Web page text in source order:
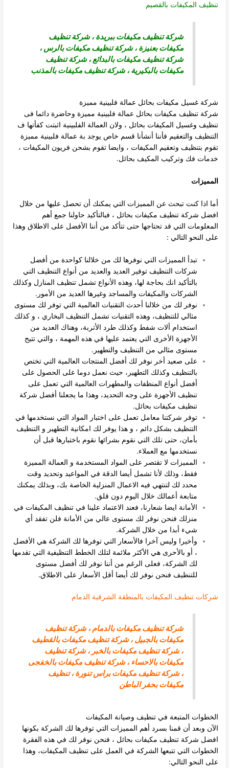
تنظيف المكيفات بالقصيم
شركة تنظيف مكيفات ببريدة،شركة تنظيف
مكيفات بعنيزة،شركة تنظيف مكيفات بالرس،
شركة تنظيف مكيفات بالبدائع ، شركة تنظيف
مكيفات بالبكيرية ، شركة تنظيف مكيفات بالمذنب
شركة غسيل مكيفات بحائل عمالة فلبينية مميزة
شركة تنظيف مكيفات بحائل عمالة فلبينية مميزة وحاضرة دائما فى
تنظيف وغسيل المكيفات بحائل ، ولان العمالة الفلبينية اثبتت كفأتها ف
التنظيف والتعقيم فأننا أنشأنا قسم خاص يوجد بة عمالة فلبينية مميزة
تقوم بتنظيف وتعقيم المكيفات ، وايضا تقوم بشحن فريون المكيفات ،
خدمات فك وتركيب المكيف بحائل.
المميزات
أما اذا كنت تبحث عن المميزات التي يمكنك أن تحصل عليها من خلال
افضل شركة تنظيف مكيفات بحائل ، فبالتأكيد حاولنا جمع أهم
المعلومات التي قد تحتاجها حتى تتأكد من أننا الأفضل على الاطلاق وهذا
على النحو التالي :
تبدأ المميزات التي نوفرها لك من خلالنا كواحدة من أفضل
شركات التنظيف توفير العديد والعديد من أنواع التنظيف التي
بالتأكيد انك بحاجة لها، وهذه الأنواع تشمل تنظيف المنازل وكذلك
الشركات والمكيفات والمساجد وغيرها العديد من الأمور.
نوفر لك من خلالنا أحدث التقنيات العالمية التي توفر لك مستوى
مثالي للتنظيف، وهذه التقنيات تشمل التنظيف البخاري ، و كذلك
استخدام ألات شفط وكذلك طرد الأتربة، وهناك العديد من
الأجهزة الأخرى التي يعتمد عليها في هذه المهمة ، والتي تتيح
مستوى مثالي من التنظيف والتطهير.
على صعيد أخر نوفر لك أفضل المنتجات العالمية التي تختص
بالتنظيف وكذلك التطهير، حيث نعمل دوما على الحصول على
أفضل أنواع المنظفات والمطهرات العالمية التي تعمل على
تنظيف الأجهزة على وجه التحديد، وهذا ما يجعلنا أفضل شركة
تنظيف مكيفات بحائل.
توفر شركتنا معامل تعمل على اختبار المواد التي نستخدمها في
التنظيف بشكل دائم ، و هذا يوفر لك امكانية التطهير و التنظيف
بأمان، حتى تلك التي نقوم بشرائها نقوم باختبارها قبل أن
نستخدمها مع العملاء.
المميزات لا تقتصر على المواد المستخدمة و العمالة المميزة
فقط، وذلك لأنا تشمل أيضا الدقة في المواعيد وتحديد وقت
محدد لك لتنتهي فيه الاعمال المنزلية الخاصة بك، وبذلك يمكنك
متابعة أعمالك خلال اليوم دون قلق.
الأمانة ايضا شعارنا، فعند الاعتماد علينا في تنظيف المكيفات في
منزلك فنحن نوفر لك مستوى عالي من الأمانة فلن تفقد أي
شيء أبدا من خلال الشركة.
وأخيرا وليس آخرا فالأسعار التي توفرها لك الشركة هي الأفضل
، أو بالأحرى هي الأكثر ملائمة لتلك الخطط التنظيفية التي تقدمها
لك الشركة، فعلى الرغم من أننا نوفر لك أفضل مستوى
للتنظيف فنحن نوفر لك أيضا أقل الأسعار على الاطلاق.
شركات تنظيف المكيفات بالمنطقة الشرقية الدمام
شركة تنظيف مكيفات بالدمام،شركة تنظيف
مكيفات بالجبيل،شركة تنظيف مكيفات بالقطيف
،شركة تنظيف مكيفات بالخبر ، شركة تنظيف
مكيفات بالاحساء ،شركة تنظيف مكيفات بالخفجى
،شركة تنظيف مكيفات براس تنورة،تنظيف
مكيفات بحفر الباطن
الخطوات المتبعة في تنظيف وصيانة المكيفات
الآن وبعد أن قمنا بسرد أهم المميزات التي توفرها لك الشركة بكونها
افضل شركة تنظيف مكيفات بحائل ، فنحن نوفر لك في هذه الفقرة
الخطوات التي تتبعها الشركة في العمل على تنظيف المكيفات، وهذا
على النحو التالي: